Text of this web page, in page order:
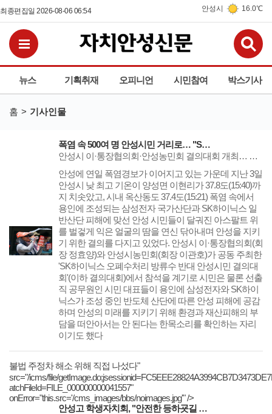
최종편집일 2026-08-06 06:54 안성시 16.0℃
뉴스 기획취재 오피니언 시민참여 박스기사
전체메뉴보기
홈 기사인물
폭염 속 500여 명 안성시민 거리로… "SK하이닉스 폐수·송전선로·온실가스 대책 마련하라"
안성시 이·통장협의회·안성농민회 결의대회 개최… 정치권·농업계 한목소리 "환경 부담은 안성, 개발 이익은 용인"… 정부와 사업자 책임 있는 해법 촉구
​​​​​​​안성에 연일 폭염경보가 이어지고 있는 가운데 지난 3일
안성시 낮 최고 기온이 양성면 이현리가 37.8도(15:40)까
지 치솟았고, 시내 옥산동도 37.4도(15:21) 폭염 속에서
용인에 조성되는 삼성전자 국가산단과 SK하이닉스 일
반산단 피해에 맞선 안성 시민들이 달궈진 아스팔트 위
를 벌겋게 익은 얼굴의 땀을 연신 닦아내며 안성을 지키
기 위한 결의를 다지고 있었다. 안성시 이·통장협의회(회
장 정효양)와 안성시농민회(회장 이관호)가 공동 주최한
'SK하이닉스 오폐수처리 방류수 반대 안성시민 결의대
회'(이하 결의대회)에서 참석을 계기로 시민은 물론 선출
직 공무원인 시민 대표들이 용인에 삼성전자와 SK하이
닉스가 조성 중인 반도체 산단에 따른 안성 피해에 공감
하며 안성의 미래를 지키기 위해 환경과 재산피해의 부
담을 떠안아서는 안 된다는 한목소리를 확인하는 자리
이기도 했다
불법 주정차 해소 위해 직접 나섰다"
src="/icms/file/
atchFileId=FILE_000000000041557"
onError="this.src='/cms_images/bbs/noimages.jpg'" />
안성고 학생자치회, "안전한 등하굣길 만들자" ... 불법 주정차 해소 위해 직접 나섰다